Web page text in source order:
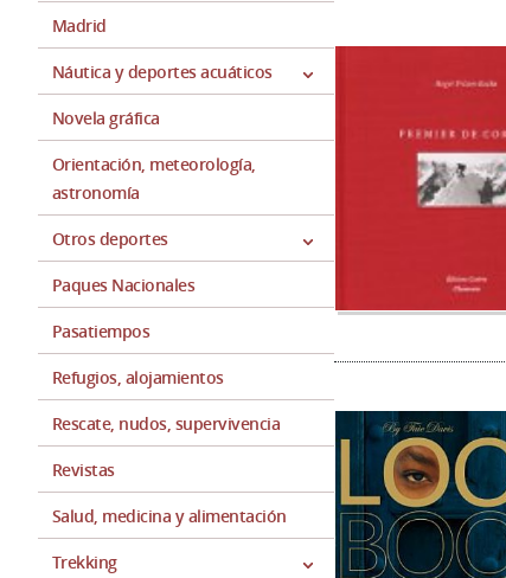
Madrid
Náutica y deportes acuáticos
Novela gráfica
Orientación, meteorología,
astronomía
Otros deportes
Paques Nacionales
Pasatiempos
Refugios, alojamientos
Rescate, nudos, supervivencia
Revistas
Salud, medicina y alimentación
Trekking